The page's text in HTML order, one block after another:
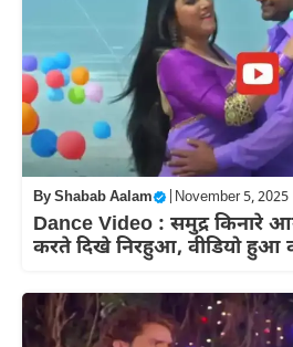
ByShabab Aalam November 5, 2025
Dance Video : समुद्र किनारे
करते दिखे निरहुआ, वीडियो हुआ